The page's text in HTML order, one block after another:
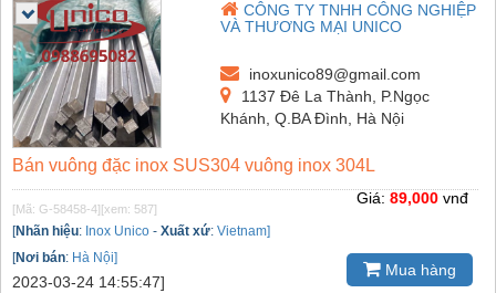
CÔNG TY TNHH CÔNG NGHIỆP
VÀ THƯƠNG MẠI UNICO
inoxunico89@gmail.com
1137 Đê La Thành, P.Ngọc
Khánh, Q.BA Đình, Hà Nội
Bán vuông đặc inox SUS304 vuông inox 304L
[Mã: G-58458-4] [xem: 587]
[Nhãn hiệu: Inox Unico - Xuất xứ: Vietnam]
[Nơi bán: Hà Nội]
2023-03-24 14:55:47]
Giá: 89,000 vnđ
Mua hàng